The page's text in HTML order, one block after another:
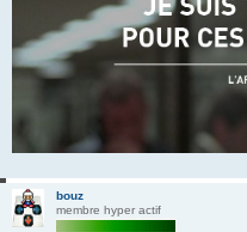
bouz
membre hyper actif